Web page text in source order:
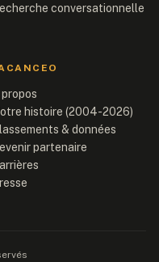
conversationnelle
propos
histoire (2004-2026)
& données
partenaire